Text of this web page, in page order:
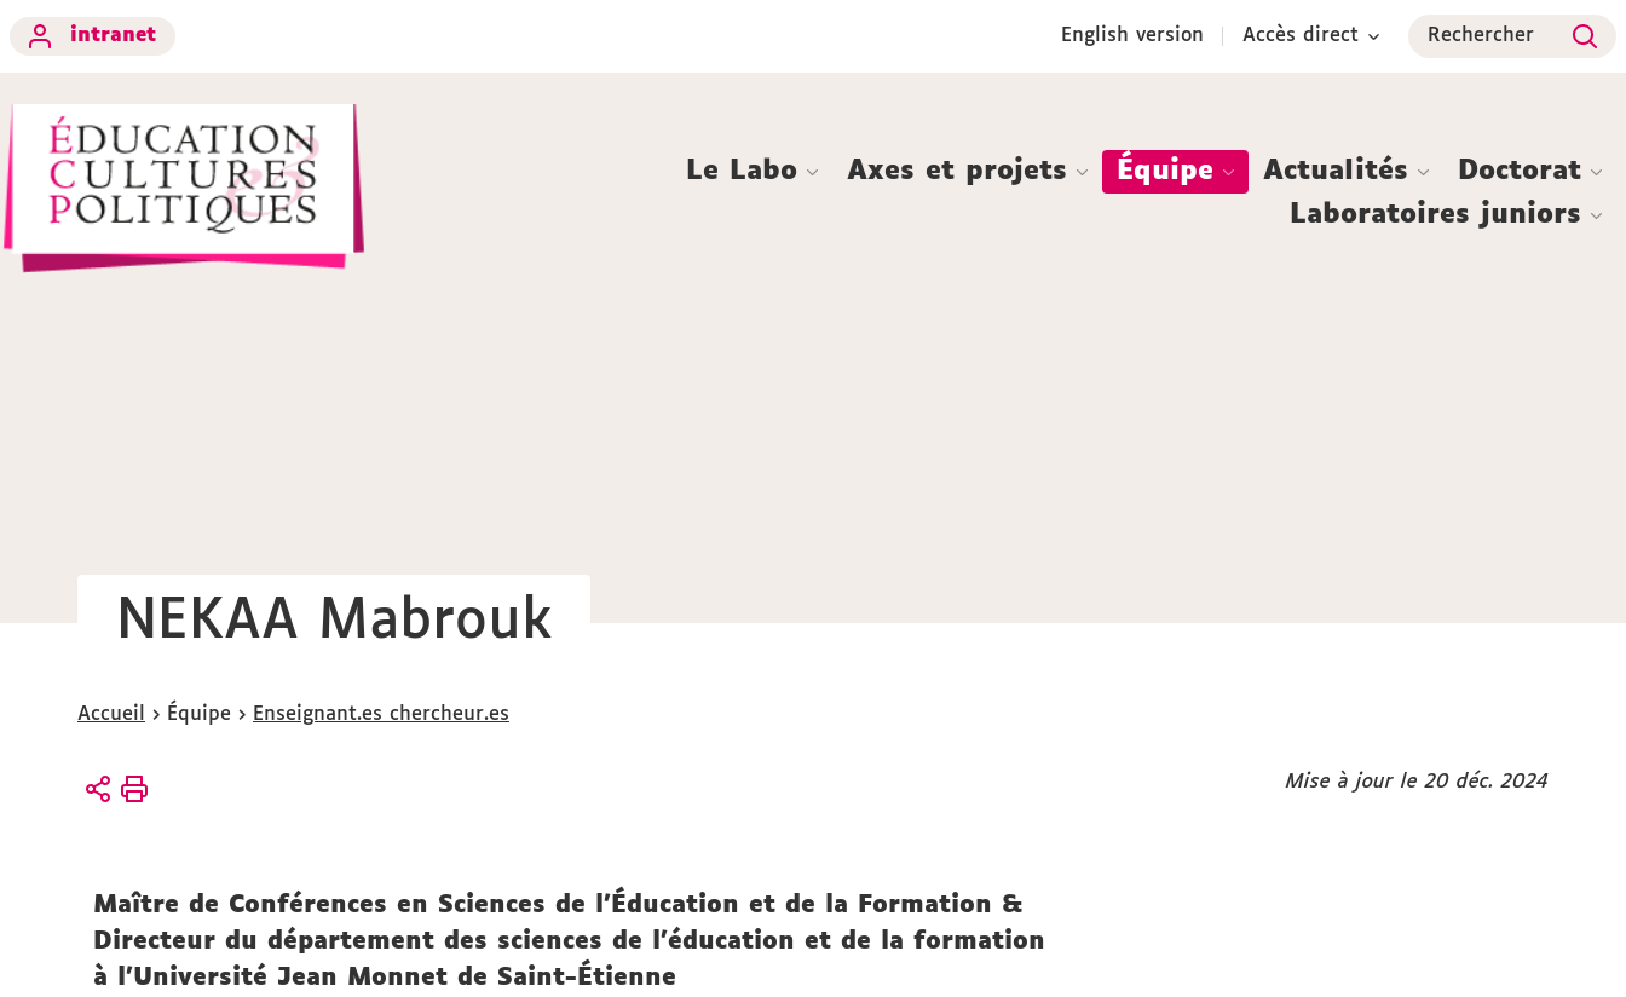
intranet
English version Accès direct Rechercher
Le Labo Axes et projets Équipe Actualités
Doctorat
Laboratoires juniors
NEKAA Mabrouk
Vous
ici :
Accueil Équipe Enseignant.es chercheur.es
Mise à jour le 20 déc. 2024
Maître de Conférences en Sciences de l’Éducation et de la Formation &
Directeur du département des sciences de l’éducation et de la formation
à l’Université Jean Monnet de Saint-Étienne